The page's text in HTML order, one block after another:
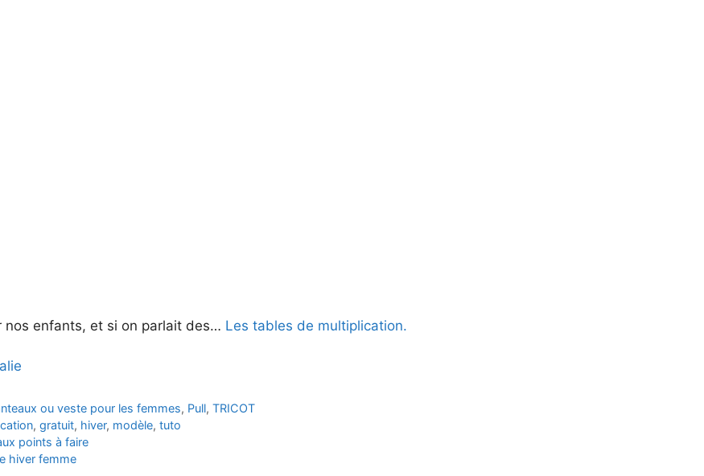
nos enfants, et si on parlait des… Les tables de multiplication.
ou veste pour les femmes, Pull,TRICOT
,gratuit, hiver, modèle,tuto
points à faire
hiver femme